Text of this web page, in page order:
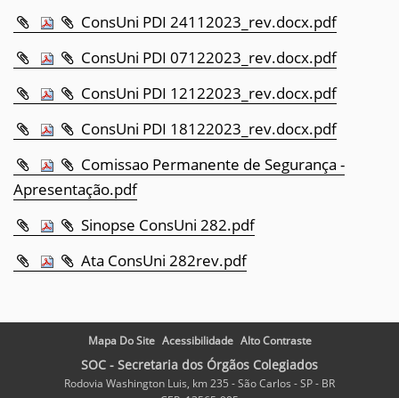
ConsUni PDI 24112023_rev.docx.pdf
ConsUni PDI 07122023_rev.docx.pdf
ConsUni PDI 12122023_rev.docx.pdf
ConsUni PDI 18122023_rev.docx.pdf
Comissao Permanente de Segurança -
Apresentação.pdf
Sinopse ConsUni 282.pdf
Ata ConsUni 282rev.pdf
Mapa Do Site Acessibilidade Alto Contraste
SOC - Secretaria dos Órgãos Colegiados
Rodovia Washington Luis, km 235 - São Carlos - SP - BR